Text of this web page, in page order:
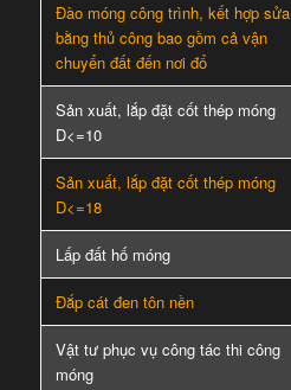
Đào móng công trình, kết hợp sửa
bằng thủ công bao gồm cả vận
chuyển đất đến nơi đổ
Sản xuất, lắp đặt cốt thép móng
D<=10
Sản xuất, lắp đặt cốt thép móng
D<=18
Lấp đất hố móng
Đắp cát đen tôn nền
Vật tư phục vụ công tác thi công
móng